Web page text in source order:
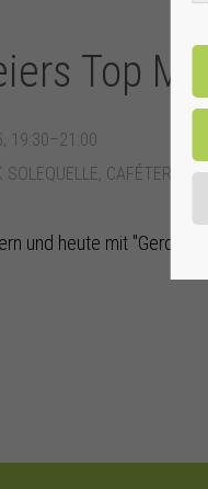
Top
19:30–21:00
CAFÉTERIA
und heute mit "Gerd